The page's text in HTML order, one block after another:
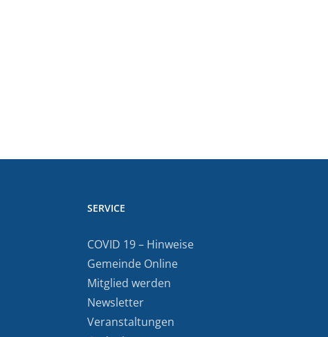
SERVICE
COVID 19 – Hinweise
Gemeinde Online
Mitglied werden
Newsletter
Veranstaltungen